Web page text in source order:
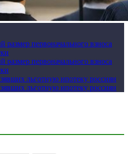
размер первоначального взноса
размер первоначального взноса
льготную ипотеку россиян
льготную ипотеку россиян